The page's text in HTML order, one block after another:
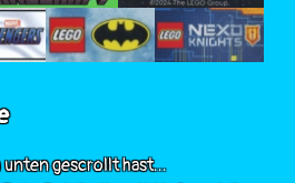
unten gescrollt hast...